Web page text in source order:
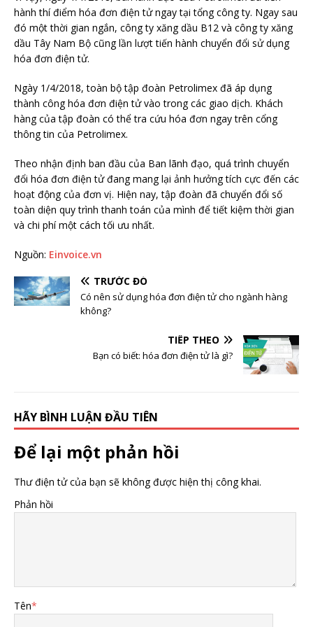
hành thí điểm hóa đơn điện tử ngay tại tổng công ty. Ngay sau
đó một thời gian ngắn, công ty xăng dầu B12 và công ty xăng
dầu Tây Nam Bộ cũng lần lượt tiến hành chuyển đổi sử dụng
hóa đơn điện tử.
Ngày 1/4/2018, toàn bộ tập đoàn Petrolimex đã áp dụng
thành công hóa đơn điện tử vào trong các giao dịch. Khách
hàng của tập đoàn có thể tra cứu hóa đơn ngay trên cổng
thông tin của Petrolimex.
Theo nhận định ban đầu của Ban lãnh đạo, quá trình chuyển
đổi hóa đơn điện tử đang mang lại ảnh hưởng tích cực đến các
hoạt động của đơn vị. Hiện nay, tập đoàn đã chuyển đổi số
toàn diện quy trình thanh toán của mình để tiết kiệm thời gian
và chi phí một cách tối ưu nhất.
Nguồn: Einvoice.vn
TRƯỚC ĐÓ
Có nên sử dụng hóa đơn điện tử cho ngành hàng
không?
TIẾP THEO
Bạn có biết: hóa đơn điện tử là gì?
HÃY BÌNH LUẬN ĐẦU TIÊN
Để lại một phản hồi
Thư điện tử của bạn sẽ không được hiện thị công khai.
Phản hồi
Tên*